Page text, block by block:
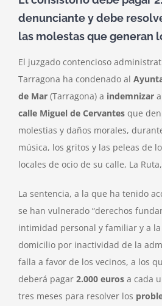
en
locales
ocio
denunciante y debe
las molestas que generan
El juzgado contencioso
Tarragona ha condenado al
de Mar (Tarragona) a indemnizar
calle Miguel de Cervantes que
molestias y daños morales,
música, los gritos y las peleas de
locales de ocio de su calle, La
La sentencia, a la que ha tenido
se han vulnerado “derechos
intimidad personal y familiar y a
domicilio por inactividad de la
falla a favor de los vecinos, a los
deberá pagar 2.000 euros a cada
tres meses para resolver los